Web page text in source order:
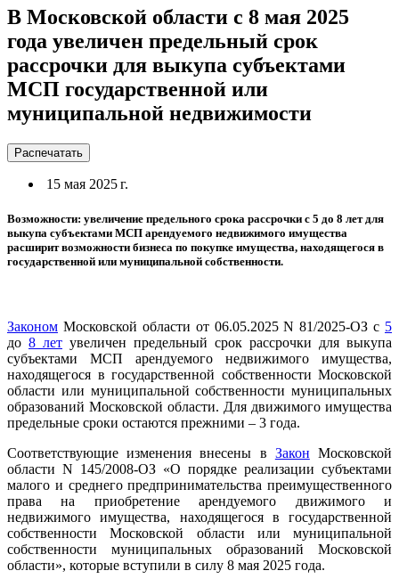
В Московской области с 8 мая 2025
года увеличен предельный срок
рассрочки для выкупа субъектами
МСП государственной или
муниципальной недвижимости
Распечатать
15 мая 2025 г.
Возможности: увеличение предельного срока рассрочки с 5 до 8 лет для
выкупа субъектами МСП арендуемого недвижимого имущества
расширит возможности бизнеса по покупке имущества, находящегося в
государственной или муниципальной собственности.
Законом Московской области от 06.05.2025 N 81/2025-ОЗ с 5
до 8 лет увеличен предельный срок рассрочки для выкупа
субъектами МСП арендуемого недвижимого имущества,
находящегося в государственной собственности Московской
области или муниципальной собственности муниципальных
образований Московской области. Для движимого имущества
предельные сроки остаются прежними – 3 года.
Соответствующие изменения внесены в Закон Московской
области N 145/2008-ОЗ «О порядке реализации субъектами
малого и среднего предпринимательства преимущественного
права на приобретение арендуемого движимого и
недвижимого имущества, находящегося в государственной
собственности Московской области или муниципальной
собственности муниципальных образований Московской
области», которые вступили в силу 8 мая 2025 года.